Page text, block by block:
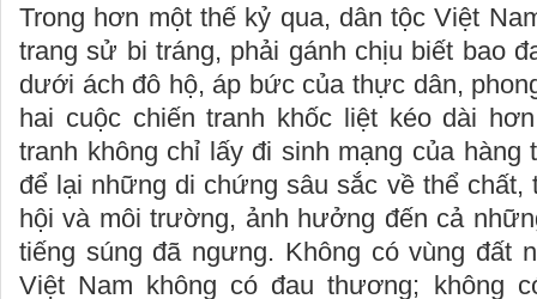
Trong hơn một thế kỷ qua, dân tộc Việt
trang sử bi tráng, phải gánh chịu biết bao
dưới ách đô hộ, áp bức của thực dân,
hai cuộc chiến tranh khốc liệt kéo dài
tranh không chỉ lấy đi sinh mạng của hàng
để lại những di chứng sâu sắc về thể chất,
hội và môi trường, ảnh hưởng đến cả
tiếng súng đã ngưng. Không có vùng đất
Việt Nam không có đau thương; không